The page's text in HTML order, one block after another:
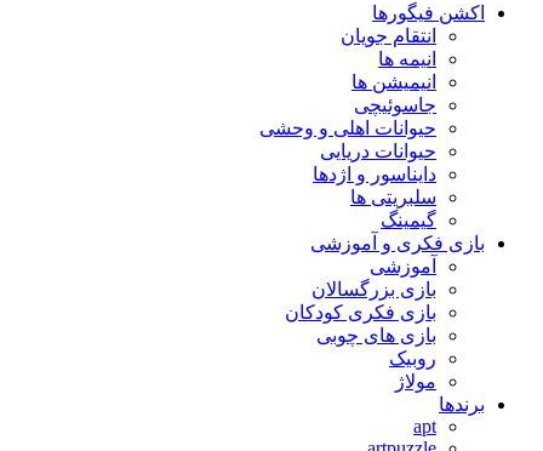
اکشن فیگورها
انتقام جویان
انیمه ها
انیمیشن ها
جاسوئیچی
حیوانات اهلی و وحشی
حیوانات دریایی
دایناسور و اژدها
سلبریتی ها
گیمینگ
بازی فکری و آموزشی
آموزشی
بازی بزرگسالان
بازی فکری کودکان
بازی های چوبی
روبیک
مولاژ
برندها
apt